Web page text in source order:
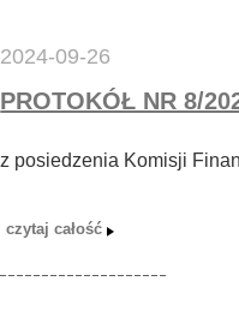
2024-09-26
PROTOKÓŁ NR 8/
z posiedzenia Komisji